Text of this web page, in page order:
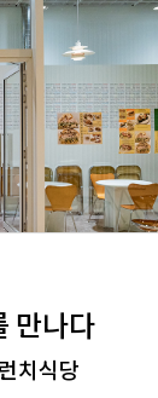
만나다
치식당